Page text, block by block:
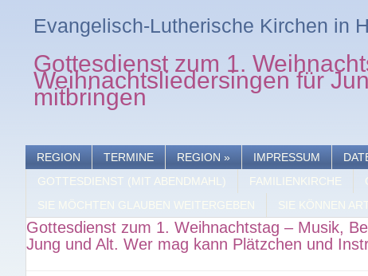
Evangelisch-Lutherische Kirchen in
Gottesdienst zum 1.
Weihnachtsliedersingen für
mitbringen
REGION TERMINE REGION » IMPRESSUM
GOTTESDIENST (MIT ABENDMAHL)
FAMILIENKIRCHE
SIE MÖCHTEN GLAUBEN WEITERGEBEN
SIE KÖNNEN
Gottesdienst zum 1. Weihnachtstag – Musik,
Jung und Alt. Wer mag kann Plätzchen und